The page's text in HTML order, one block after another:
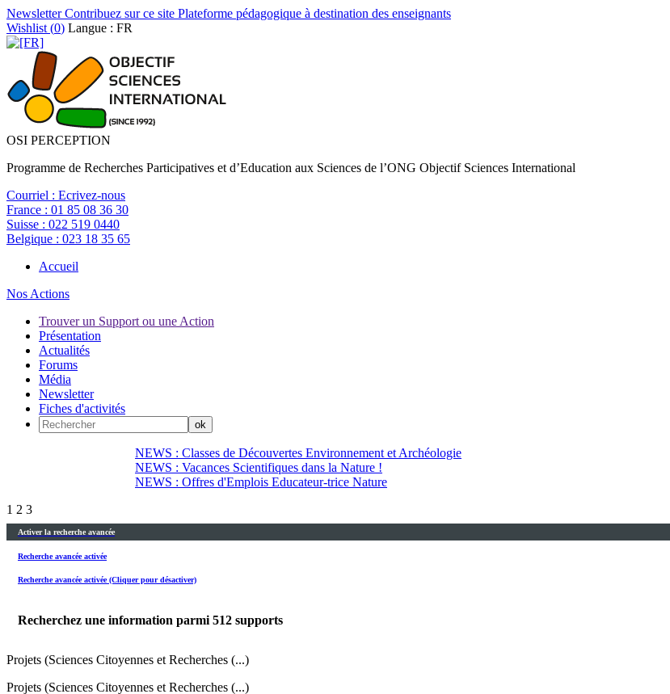
NewsletterContribuez sur ce site Plateforme pédagogique à destination des enseignants
Wishlist (0) Langue : FR
OSI PERCEPTION
Programme de Recherches Participatives et d’Education aux Sciences de l’ONG Objectif Sciences International
Courriel : Ecrivez-nous
France : 01 85 08 36 30
Suisse : 022 519 0440
Belgique : 023 18 35 65
Accueil
Nos Actions
Trouver un Support ou une Action
Présentation
Actualités
Forums
Média
Newsletter
Fiches d'activités
NEWS : Classes de Découvertes Environnement et Archéologie
NEWS : Vacances Scientifiques dans la Nature !
NEWS : Offres d'Emplois Educateur-trice Nature
1 2 3
Activer la recherche avancée
Recherche avancée activée
Recherche avancée activée (Cliquer pour désactiver)
Recherchez une information parmi 512 supports
Projets (Sciences Citoyennes et Recherches (...)
Projets (Sciences Citoyennes et Recherches (...)